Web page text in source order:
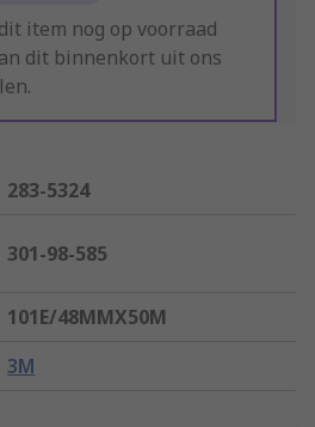
item nog op voorraad
dit binnenkort uit ons
283-5324
301-98-585
101E/48MMX50M
3M